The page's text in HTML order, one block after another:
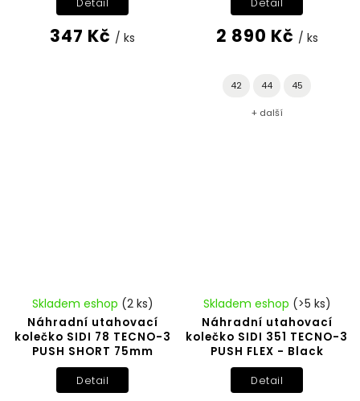
347 Kč / ks 2 890 Kč / ks
42 44 45
+ další
Náhradní utahovací
kolečko SIDI 78 TECNO-3
PUSH SHORT 75mm
Skladem eshop (2 ks)
Detail
Náhradní utahovací
kolečko SIDI 351 TECNO-3
PUSH FLEX - Black
Skladem eshop (>5 ks)
Detail